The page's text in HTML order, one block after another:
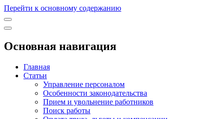
Перейти к основному содержанию
Основная навигация
Главная
Статьи
Управление персоналом
Особенности законодательства
Прием и увольнение работников
Поиск работы